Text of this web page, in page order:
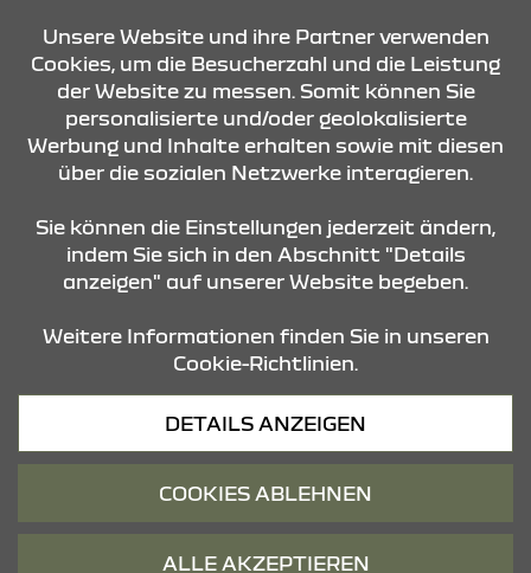
KONTAKT & ANFAHRT
ÖFFNUNGSZEITEN
STANDORTE
Datenschutz
© 2026 Dacia
Unsere Website und ihre Partner verwenden
Cookies, um die Besucherzahl und die Leistung
der Website zu messen. Somit können Sie
personalisierte und/oder geolokalisierte
Werbung und Inhalte erhalten sowie mit diesen
über die sozialen Netzwerke interagieren.
Sie können die Einstellungen jederzeit ändern,
indem Sie sich in den Abschnitt "Details
anzeigen" auf unserer Website begeben.
Weitere Informationen finden Sie in unseren
Cookie-Richtlinien.
DETAILS ANZEIGEN
COOKIES ABLEHNEN
ALLE AKZEPTIEREN